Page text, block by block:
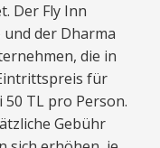
Der Fly Inn
und der Dharma
die in
für
TL pro Person.
Gebühr